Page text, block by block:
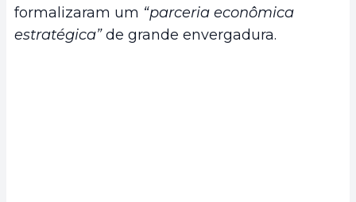
formalizaram um “parceria econômica
estratégica”de grande envergadura.